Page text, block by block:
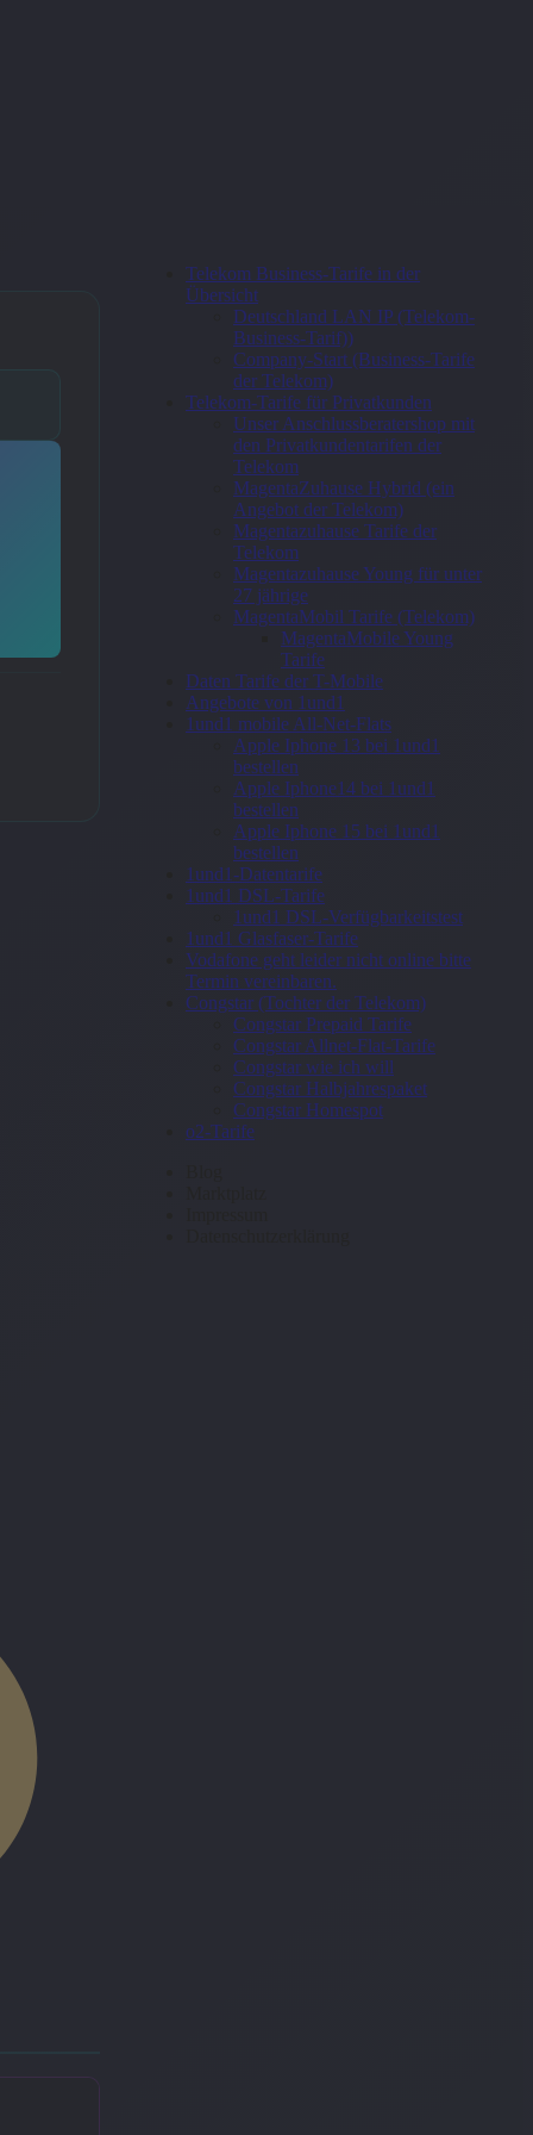
Telekom Business-Tarife in der
Übersicht
Deutschland LAN IP (Telekom-
Business-Tarif))
Company-Start (Business-Tarife
der Telekom)
Telekom-Tarife für Privatkunden
Unser Anschlussberatershop mit
den Privatkundentarifen der
Telekom
MagentaZuhause Hybrid (ein
Angebot der Telekom)
Magentazuhause Tarife der
Telekom
Magentazuhause Young für unter
27 jährige
MagentaMobil Tarife (Telekom)
MagentaMobile Young
Tarife
Daten Tarife der T-Mobile
Angebote von 1und1
1und1 mobile All-Net-Flats
Apple Iphone 13 bei 1und1
bestellen
Apple Iphone14 bei 1und1
bestellen
Apple Iphone 15 bei 1und1
bestellen
1und1-Datentarife
1und1 DSL-Tarife
1und1 DSL-Verfügbarkeitstest
1und1 Glasfaser-Tarife
Vodafone geht leider nicht online bitte
Termin vereinbaren.
Congstar (Tochter der Telekom)
Congstar Prepaid Tarife
Congstar Allnet-Flat-Tarife
Congstar wie ich will
Congstar Halbjahrespaket
Congstar Homespot
o2-Tarife